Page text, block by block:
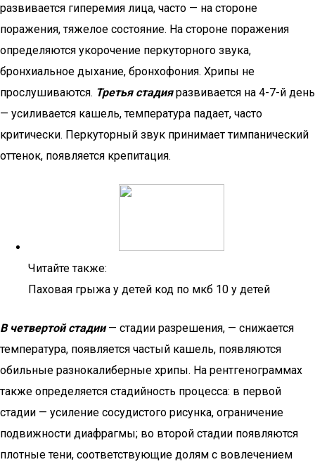
развивается гиперемия лица, часто — на стороне
поражения, тяжелое состояние. На стороне поражения
определяются укорочение перкуторного звука,
бронхиальное дыхание, бронхофония. Хрипы не
прослушиваются. Третья стадияразвивается на 4-7-й день
— усиливается кашель, температура падает, часто
критически. Перкуторный звук принимает тимпанический
оттенок, появляется крепитация.
Читайте также:
Паховая грыжа у детей код по мкб 10 у детей
В четвертой стадии— стадии разрешения, — снижается
температура, появляется частый кашель, появляются
обильные разнокалиберные хрипы. На рентгенограммах
также определяется стадийность процесса: в первой
стадии — усиление сосудистого рисунка, ограничение
подвижности диафрагмы; во второй стадии появляются
плотные тени, соответствующие долям с вовлечением